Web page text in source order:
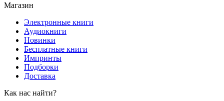
Магазин
Электронные книги
Аудиокниги
Новинки
Бесплатные книги
Импринты
Подборки
Доставка
Как нас найти?